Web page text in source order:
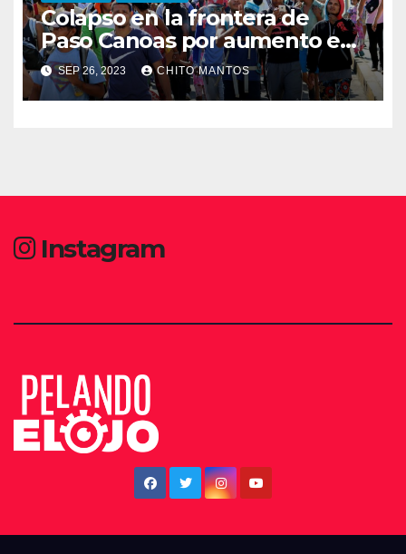
Colapso en la frontera de
Paso Canoas por aumento en
la llegada de migrantes
SEP 26, 2023 CHITO MANTOS
Instagram